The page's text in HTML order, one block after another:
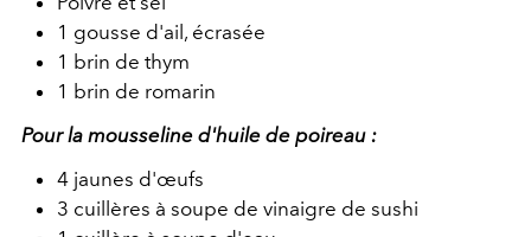
1 gousse d'ail, écrasée
1 brin de thym
1 brin de romarin
Pour la mousseline d'huile de poireau :
4 jaunes d'œufs
3 cuillères à soupe de vinaigre de sushi